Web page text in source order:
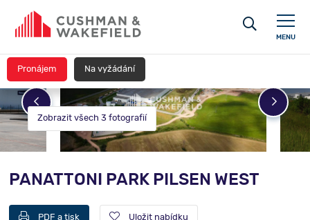
MENU
Zobrazit všech 3 fotografií
PANATTONI PARK PILSEN WEST
PDF a tisk Uložit nabídku
Pronájem Na vyžádání